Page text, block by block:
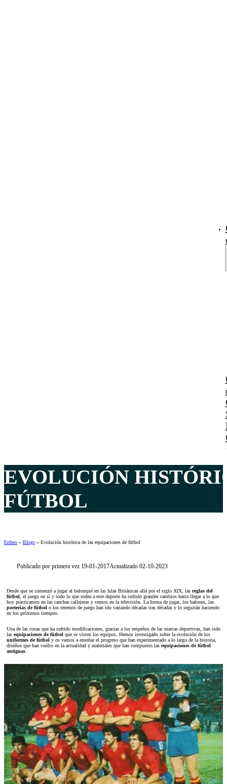
EVOLUCIÓN
FÚTBOL
Ertheo » Blogs » Evolución histórica de las equipaciones de fútbol
Publicado por primera vez 19-01-2017Actualizado 02-10-2023
Desde que se comenzó a jugar al balompié en las Islas Británicas allá por el siglo XIX, las reglas del
fútbol , el juego en sí y todo lo que rodea a este deporte ha sufrido grandes cambios hasta llegar a lo que
hoy practicamos en las canchas callejeras y vemos en la televisión. La forma de jugar, los balones, las
porterías de fútbol o los terrenos de juego han ido variando décadas tras décadas y lo seguirán haciendo
en los próximos tiempos.
Una de las cosas que ha sufrido modificaciones, gracias a los empeños de las marcas deportivas, han sido
las equipaciones de fútbol que se visten los equipos. Hemos investigado sobre la evolución de los
uniformes de fútbol y os vamos a enseñar el progreso que han experimentado a lo largo de la historia,
diseños que han vuelto en la actualidad y materiales que han compuesto las equipaciones de fútbol
antiguas